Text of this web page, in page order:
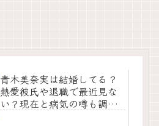
青木美奈実は結婚してる？
熱愛彼氏や退職で最近見な
い？現在と病気の噂も調